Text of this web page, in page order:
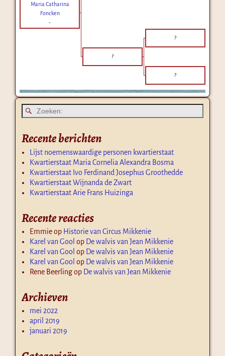
Maria Catharina
Foncken
-
?
?
?
Recente berichten
Lijst noemenswaardige personen kwartierstaat
Kwartierstaat Maria Cornelia Alexandra Bosma
Kwartierstaat Ivo Ferdinand Josephus Groothedde
Kwartierstaat Wijnanda de Zwart
Kwartierstaat Arie Frans Huizinga
Recente reacties
Emmieop Historie van Circus Mikkenie
Karel van Gool op De walvis van Jean Mikkenie
Karel van Gool op De walvis van Jean Mikkenie
Karel van Gool op De walvis van Jean Mikkenie
Rene Beerlingop De walvis van Jean Mikkenie
Archieven
mei 2022
april 2019
januari 2019